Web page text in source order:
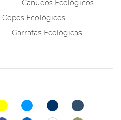
Canudos Ecológicos
Copos Ecológicos
Garrafas Ecológicas